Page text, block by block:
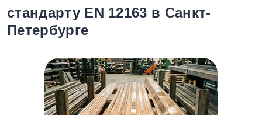
стандарту EN 12163 в Санкт-
Петербурге